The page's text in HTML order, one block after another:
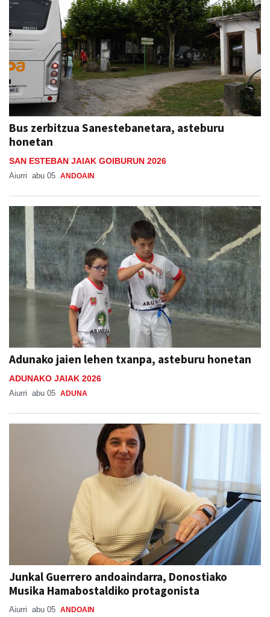
Bus zerbitzua Sanestebanetara, asteburu
honetan
SAN ESTEBAN JAIAK GOIBURUN 2026
Aiurri abu 05 ANDOAIN
Adunako jaien lehen txanpa, asteburu honetan
ADUNAKO JAIAK 2026
Aiurri abu 05 ADUNA
Junkal Guerrero andoaindarra, Donostiako
Musika Hamabostaldiko protagonista
Aiurri abu 05 ANDOAIN